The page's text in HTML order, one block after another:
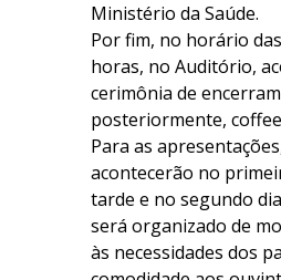
Ministério da Saúde.
Por fim, no horário
horas, no Auditório,
cerimônia de
posteriormente,
Para as
acontecerão no
tarde e no segundo
será organizado de
às necessidades dos